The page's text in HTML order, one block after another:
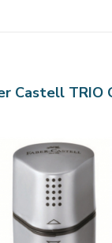
Castell TRIO